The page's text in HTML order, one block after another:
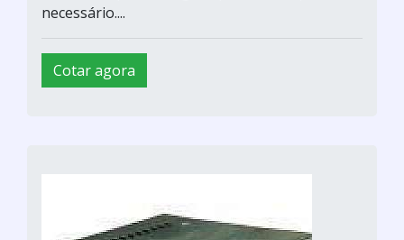
necessário....
Cotar agora